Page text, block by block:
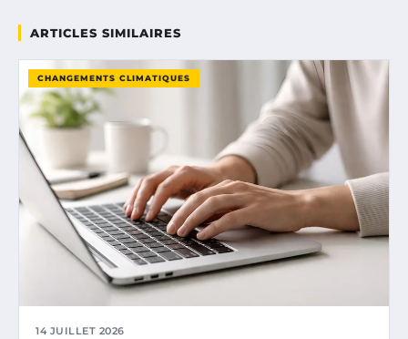
ARTICLES SIMILAIRES
CHANGEMENTS CLIMATIQUES
14 JUILLET 2026